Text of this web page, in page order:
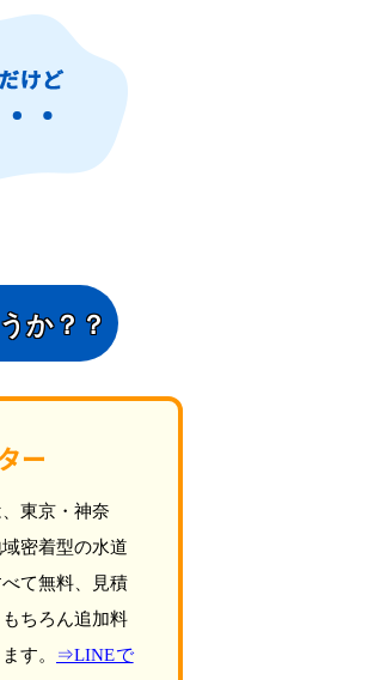
か？？
ー
東京・神奈
密着型の水道
て無料、見積
ちろん追加料
す。
⇒LINEで